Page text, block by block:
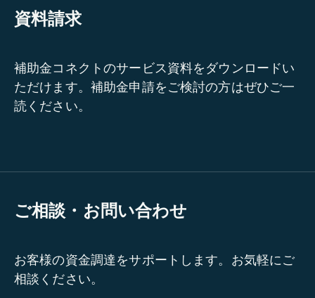
資料請求
補助金コネクトのサービス資料をダウンロードい
ただけます。補助金申請をご検討の方はぜひご一
読ください。
ご相談・お問い合わせ
お客様の資金調達をサポートします。お気軽にご
相談ください。